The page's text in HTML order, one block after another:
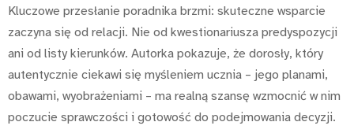
Kluczowe przesłanie poradnika brzmi: skuteczne wsparcie
zaczyna się od relacji. Nie od kwestionariusza predyspozycji
ani od listy kierunków. Autorka pokazuje, że dorosły, który
autentycznie ciekawi się myśleniem ucznia – jego planami,
obawami, wyobrażeniami – ma realną szansę wzmocnić w nim
poczucie sprawczości i gotowość do podejmowania decyzji.